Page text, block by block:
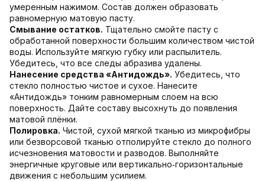
умеренным нажимом. Состав должен образовать
равномерную матовую пасту.
Смывание остатков. Тщательно смойте пасту с
обработанной поверхности большим количеством чистой
воды. Используйте мягкую губку или распылитель.
Убедитесь, что все следы абразива удалены.
Нанесение средства «Антидождь». Убедитесь, что
стекло полностью чистое и сухое. Нанесите
«Антидождь» тонким равномерным слоем на всю
поверхность. Дайте составу высохнуть до появления
матовой плёнки.
Полировка. Чистой, сухой мягкой тканью из микрофибры
или безворсовой тканью отполируйте стекло до полного
исчезновения матовости и разводов. Выполняйте
энергичные круговые или вертикально‑горизонтальные
движения с небольшим усилием.